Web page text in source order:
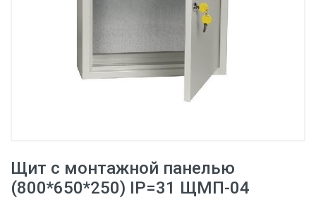
Щит с монтажной панелью
(800*650*250) IP=31 ЩМП-04